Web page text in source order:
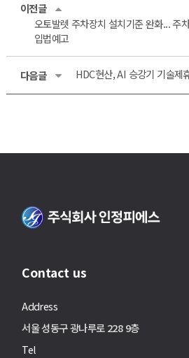
이전글
오토발렛 주차장치 설치기준 완화... 주
입법예고
다음글 HDC현산, AI 승강기 기술제
Contact us
Address
서울 성동구 광나루로 228 9층
Tel